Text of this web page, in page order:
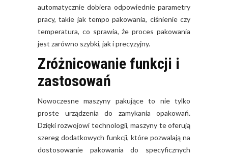
automatycznie dobiera odpowiednie parametry
pracy, takie jak tempo pakowania, ciśnienie czy
temperatura, co sprawia, że proces pakowania
jest zarówno szybki, jak i precyzyjny.
Zróżnicowanie funkcji i
zastosowań
Nowoczesne maszyny pakujące to nie tylko
proste urządzenia do zamykania opakowań.
Dzięki rozwojowi technologii, maszyny te oferują
szereg dodatkowych funkcji, które pozwalają na
dostosowanie pakowania do specyficznych